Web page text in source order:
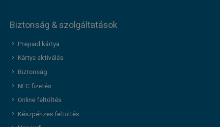
Biztonság & szolgáltatások
Prepaid kártya
Kártya aktiválás
Biztonság
NFC fizetés
Online feltöltés
Készpénzes feltöltés